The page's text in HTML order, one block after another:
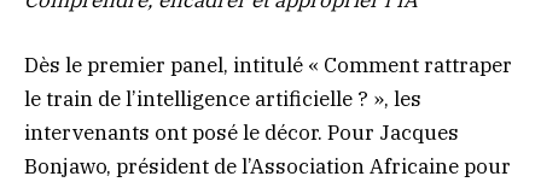
Dès le premier panel, intitulé « Comment rattraper
le train de l’intelligence artificielle ? », les
intervenants ont posé le décor. Pour Jacques
Bonjawo, président de l’Association Africaine pour